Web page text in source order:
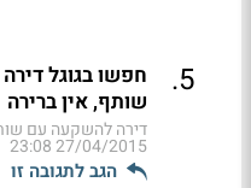
5
.
חפשו בגוגל
שותף, אין ברירה
דירה להשקעה עם
27/04/2015 23:08
הגב לתגובה זו